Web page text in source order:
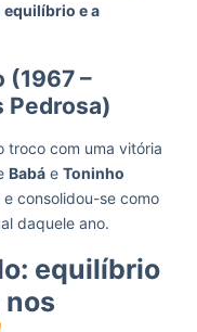
e a
(1967 –
Pedrosa)
troco com uma vitória
Babá e Toninho
consolidou-se como
daquele ano.
equilíbrio